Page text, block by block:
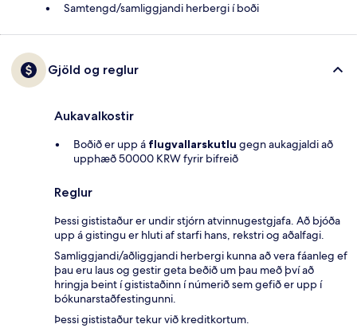
Samtengd/samliggjandi herbergi í boði
Gjöld og reglur
Aukavalkostir
Boðið er upp á flugvallarskutlu gegn aukagjaldi að
upphæð 50000 KRW fyrir bifreið
Reglur
Þessi gististaður er undir stjórn atvinnugestgjafa. Að bjóða
upp á gistingu er hluti af starfi hans, rekstri og aðalfagi.
Samliggjandi/aðliggjandi herbergi kunna að vera fáanleg ef
þau eru laus og gestir geta beðið um þau með því að
hringja beint í gististaðinn í númerið sem gefið er upp í
bókunarstaðfestingunni.
Þessi gististaður tekur við kreditkortum.